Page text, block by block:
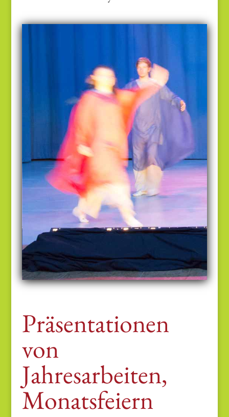
Eurythmie
Präsentationen
von
Jahresarbeiten,
Monatsfeiern